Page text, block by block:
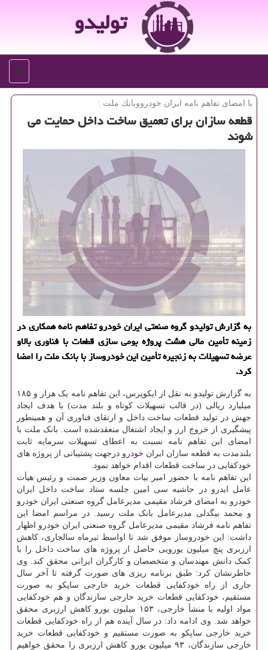
تولیدو
منو
با امضای تفاهم نامه ایران خودرووبانك ملت :
قطعه سازان برای تعمیق ساخت داخل حمایت می
شوند
به گزارش تولیدو گروه صنعتی ایران خودرو تفاهم نامه همكاری در
زمینه تأمین مالی هشت پروژه بومی سازی قطعات با فناوری بالاو
عرضه تسهیلات به زنجیره تأمین این خودروساز با بانك ملت را امضا
كرد.
به گزارش تولیدو به نقل از ایکوپرس، این تفاهم نامه یک هزار و ۱۸۵
میلیارد ریالی (در قالب تسهیلات کوتاه و بلند مدت) با هدف ایجاد
جهش در تولید قطعات ساخت داخل و ارتقای فناوری آن و همینطور
پیشگیری از خروج ارز و ایجاد اشتغال منعقدشده است. بانک ملت با
امضای این تفاهم نامه نسبت به اعطای تسهیلات سرمایه ثابت
بلندمدت به قطعه سازان ایران خودرو درجهت پشتیبانی از پروژه های
خودکفایی در ساخت قطعات اقدام خواهد نمود.
این تفاهم نامه با حضور امیر بیات معاون وزیر صمت و رئیس هیأت
عامل ایدرو در حاشیه سی امین جلسه ستاد ساخت داخل ایران
خودرو به امضای فرشاد مقیمی مدیرعامل گروه صنعتی ایران خودرو
و محمد بیگدلی مدیرعامل بانک ملت رسید. در مراسم امضا این
تفاهم نامه فرشاد مقیمی مدیرعامل گروه صنعتی ایران خودرو اظهار
داشت: این خودروساز موفق شد تا اواسط تیرماه سالجاری، کاهش
ارزبری پنچ میلیون یورویی حاصل از پروژه های ساخت داخل را با
کمک دانش مهندسان و متخصصان و کارگران ایرانی محقق کند. وی
خاطرنشان کرد: طبق برنامه ریزی های صورت گرفته تا آخر سال
جاری از راه خودکفایی قطعات خرید خارجی ساپکو به صورت
مستقیم، خودکفایی قطعات خرید خارجی سازندگان و هم خودکفایی
مواد اولیه با منشأ خارجی، ۱۵۳ میلیون یورو کاهش ارزبری محقق
خواهد شد. وی ادامه داد: در سال آینده هم از راه خودکفایی قطعات
خرید خارجی ساپکو به صورت مستقیم و خودکفایی قطعات خرید
خارجی سازندگان، ۹۳ میلیون یورو کاهش ارزبری را محقق خواهیم